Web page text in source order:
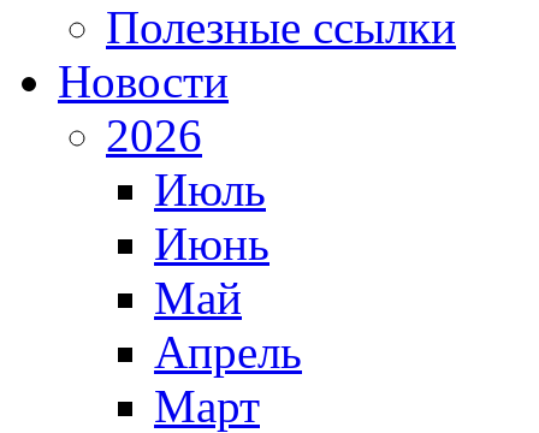
Полезные ссылки
Новости
2026
Июль
Июнь
Май
Апрель
Март